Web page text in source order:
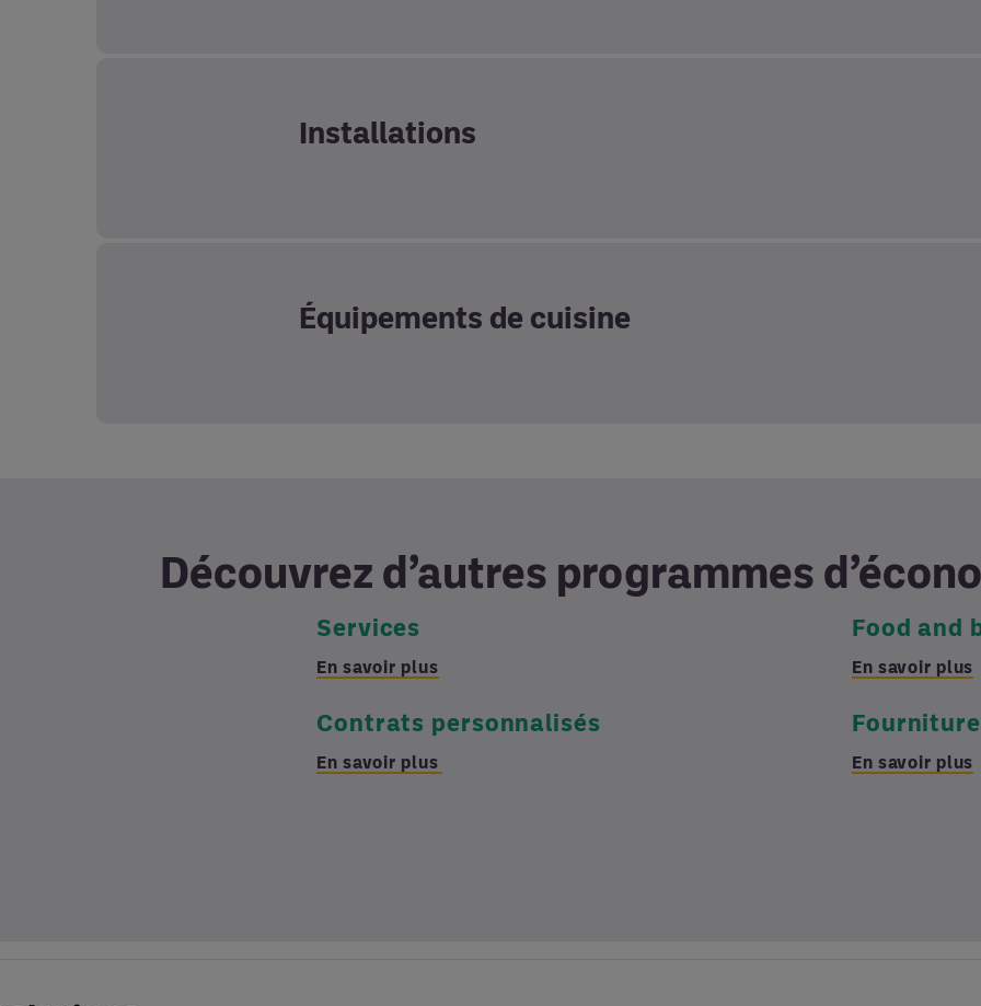
Installations
Équipements de cuisine
Découvrez d’autres programmes
Services
En savoir plus
Food and
En savoir plus
Contrats personnalisés
En savoir plus En savoir plus